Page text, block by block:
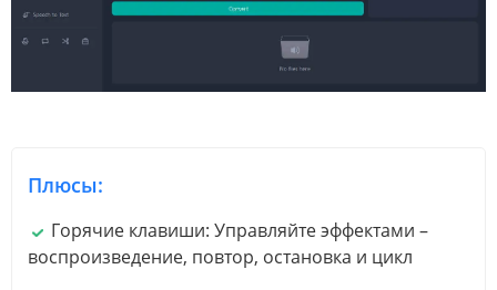
Плюсы:
Горячие клавиши: Управляйте эффектами –
воспроизведение, повтор, остановка и цикл